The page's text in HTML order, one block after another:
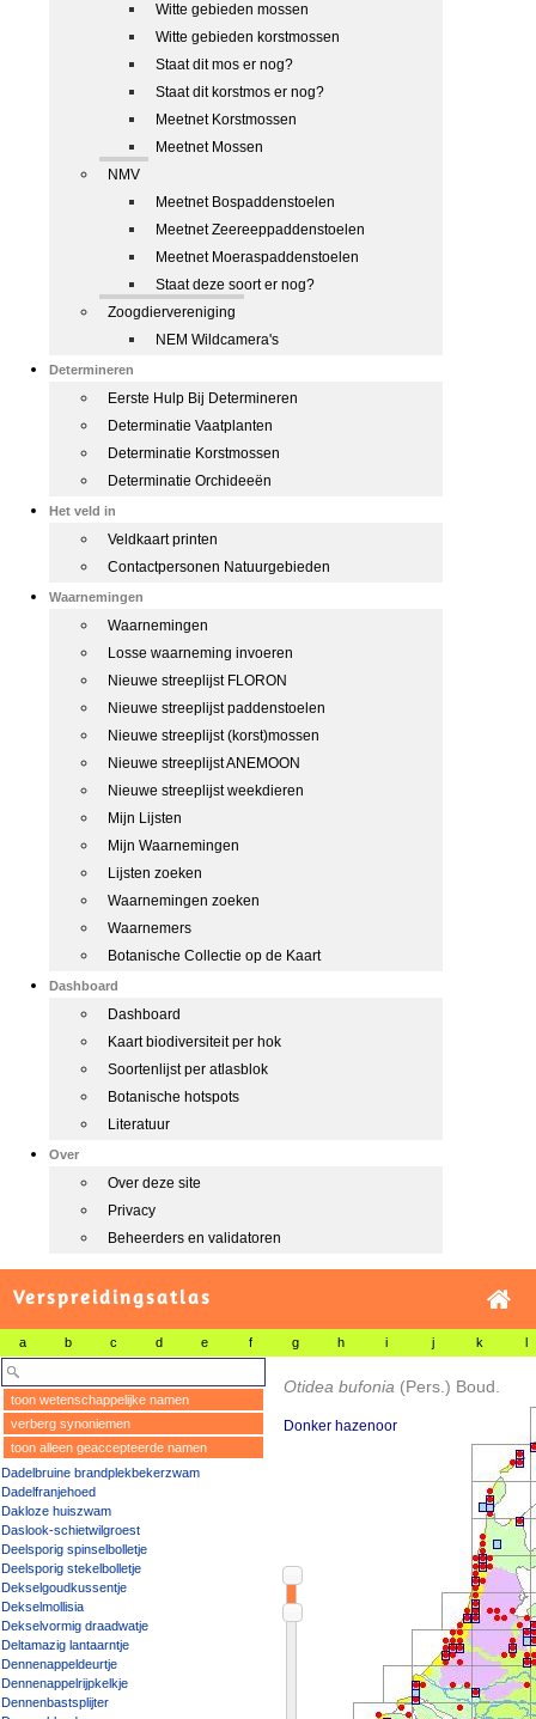
Witte gebieden mossen
Witte gebieden korstmossen
Staat dit mos er nog?
Staat dit korstmos er nog?
Meetnet Korstmossen
Meetnet Mossen
NMV
Meetnet Bospaddenstoelen
Meetnet Zeereeppaddenstoelen
Meetnet Moeraspaddenstoelen
Staat deze soort er nog?
Zoogdiervereniging
NEM Wildcamera's
Determineren
Eerste Hulp Bij Determineren
Determinatie Vaatplanten
Determinatie Korstmossen
Determinatie Orchideeën
Het veld in
Veldkaart printen
Contactpersonen Natuurgebieden
Waarnemingen
Waarnemingen
Losse waarneming invoeren
Nieuwe streeplijst FLORON
Nieuwe streeplijst paddenstoelen
Nieuwe streeplijst (korst)mossen
Nieuwe streeplijst ANEMOON
Nieuwe streeplijst weekdieren
Mijn Lijsten
Mijn Waarnemingen
Lijsten zoeken
Waarnemingen zoeken
Waarnemers
Botanische Collectie op de Kaart
Dashboard
Dashboard
Kaart biodiversiteit per hok
Soortenlijst per atlasblok
Botanische hotspots
Literatuur
Over
Over deze site
Privacy
Beheerders en validatoren
Verspreidingsatlas
a b c d e f g h i j k l
toon wetenschappelijke namen
verberg synoniemen
toon alleen geaccepteerde namen
Dadelbruine brandplekbekerzwam
Dadelfranjehoed
Dakloze huiszwam
Daslook-schietwilgroest
Deelsporig spinselbolletje
Deelsporig stekelbolletje
Dekselgoudkussentje
Dekselmollisia
Dekselvormig draadwatje
Deltamazig lantaarntje
Dennenappeldeurtje
Dennenappelrijpkelkje
Dennenbastsplijter
Otidea bufonia (Pers.) Boud.
Donker hazenoor